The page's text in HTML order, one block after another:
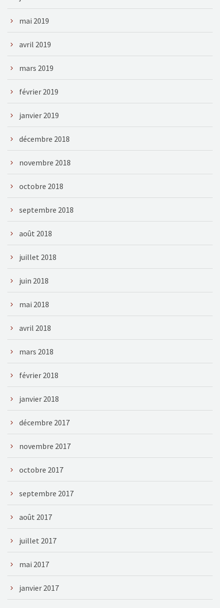
mai 2019
avril 2019
mars 2019
février 2019
janvier 2019
décembre 2018
novembre 2018
octobre 2018
septembre 2018
août 2018
juillet 2018
juin 2018
mai 2018
avril 2018
mars 2018
février 2018
janvier 2018
décembre 2017
novembre 2017
octobre 2017
septembre 2017
août 2017
juillet 2017
mai 2017
janvier 2017